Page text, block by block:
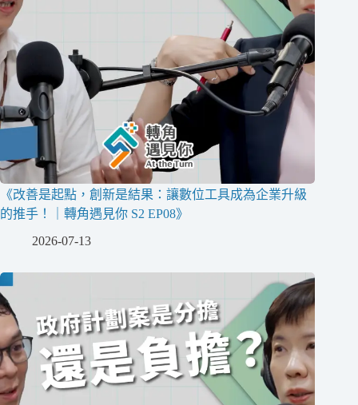
《改善是起點，創新是結果：讓數位工具成為企業升級
的推手！｜轉角遇見你 S2 EP08》
2026-07-13